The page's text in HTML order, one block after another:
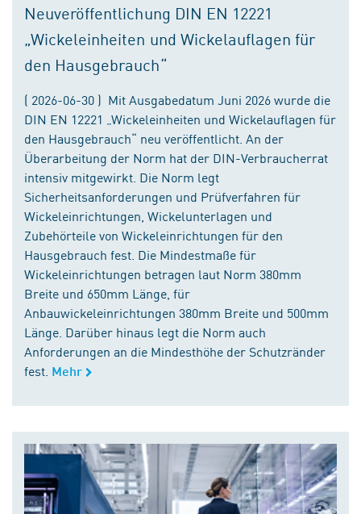
Neuveröffentlichung DIN EN 12221
„Wickeleinheiten und Wickelauflagen für
den Hausgebrauch“
( 2026-06-30 ) Mit Ausgabedatum Juni 2026 wurde die
DIN EN 12221 „Wickeleinheiten und Wickelauflagen für
den Hausgebrauch“ neu veröffentlicht. An der
Überarbeitung der Norm hat der DIN-Verbraucherrat
intensiv mitgewirkt. Die Norm legt
Sicherheitsanforderungen und Prüfverfahren für
Wickeleinrichtungen, Wickelunterlagen und
Zubehörteile von Wickeleinrichtungen für den
Hausgebrauch fest. Die Mindestmaße für
Wickeleinrichtungen betragen laut Norm 380mm
Breite und 650mm Länge, für
Anbauwickeleinrichtungen 380mm Breite und 500mm
Länge. Darüber hinaus legt die Norm auch
Anforderungen an die Mindesthöhe der Schutzränder
fest. Mehr